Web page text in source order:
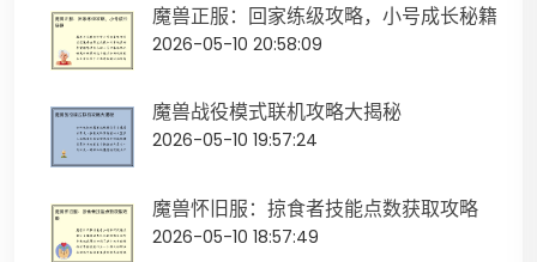
魔兽正服：回家练级攻略，小号成长秘籍
2026-05-10 20:58:09
魔兽战役模式联机攻略大揭秘
2026-05-10 19:57:24
魔兽怀旧服：掠食者技能点数获取攻略
2026-05-10 18:57:49